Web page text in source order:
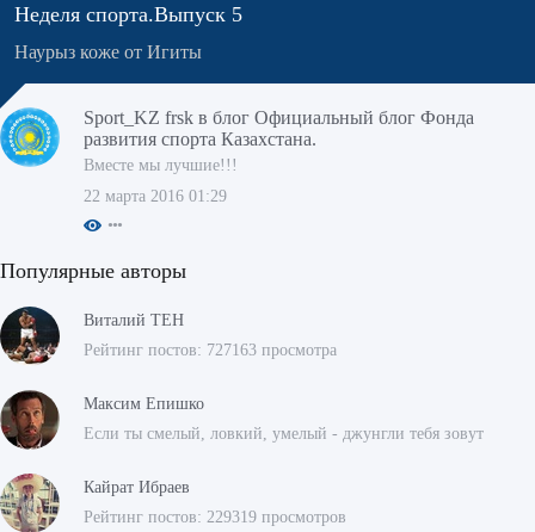
Неделя спорта.Выпуск 5
Наурыз коже от Игиты
Sport_KZ frsk в блог Официальный блог Фонда
развития спорта Казахстана.
Вместе мы лучшие!!!
22 марта 2016 01:29
Популярные авторы
Виталий ТЕН
Рейтинг постов: 727163 просмотра
Максим Епишко
Если ты смелый, ловкий, умелый - джунгли тебя зовут
Кайрат Ибраев
Рейтинг постов: 229319 просмотров